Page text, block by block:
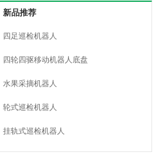
新品推荐
四足巡检机器人
四轮四驱移动机器人底盘
水果采摘机器人
轮式巡检机器人
挂轨式巡检机器人